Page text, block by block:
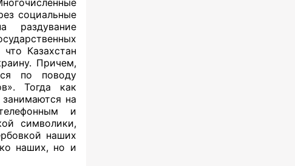
социальные
раздувание
Казахстан
Причем,
по поводу
Тогда как
занимаются на
и
символики,
наших
наших, но и